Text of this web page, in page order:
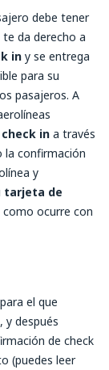
debe tener
te da derecho a
in y se entrega
para su
pasajeros. A
in a través
la confirmación
y
tarjeta de
como ocurre con
el que
, y después
de check
(puedes leer